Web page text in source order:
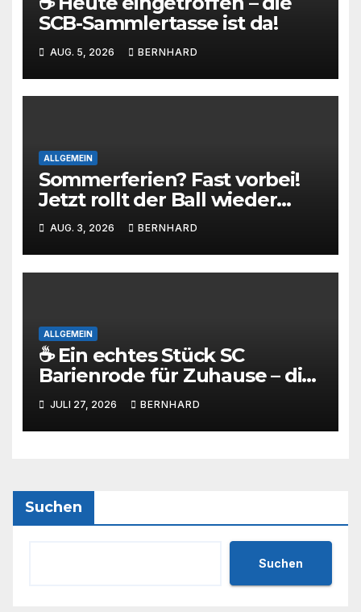
SCB-Sammlertasse ist da!
AUG. 5, 2026 BERNHARD
ALLGEMEIN
Sommerferien? Fast vorbei!
Jetzt rollt der Ball wieder
beim SC Barienrode!
AUG. 3, 2026 BERNHARD
ALLGEMEIN
☕ Ein echtes Stück SC
Barienrode für Zuhause – die
SCB-Sammlertasse kommt!
JULI 27, 2026 BERNHARD
Suchen
Suchen